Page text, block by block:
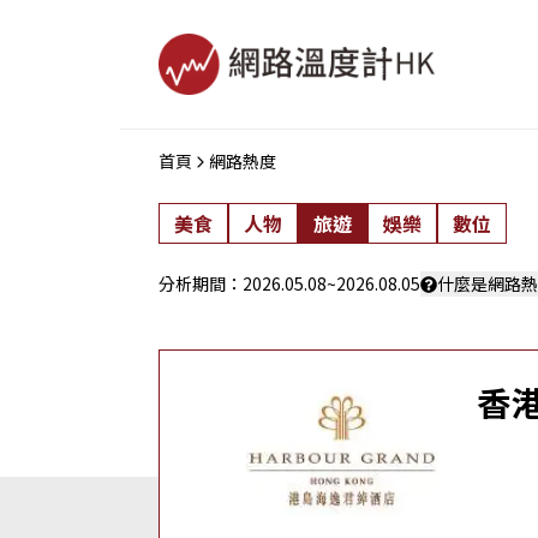
首頁 網路熱度
美食 人物 旅遊 娛樂 數位
分析期間： 2026.05.08~2026.08.05 什麼是網路
香